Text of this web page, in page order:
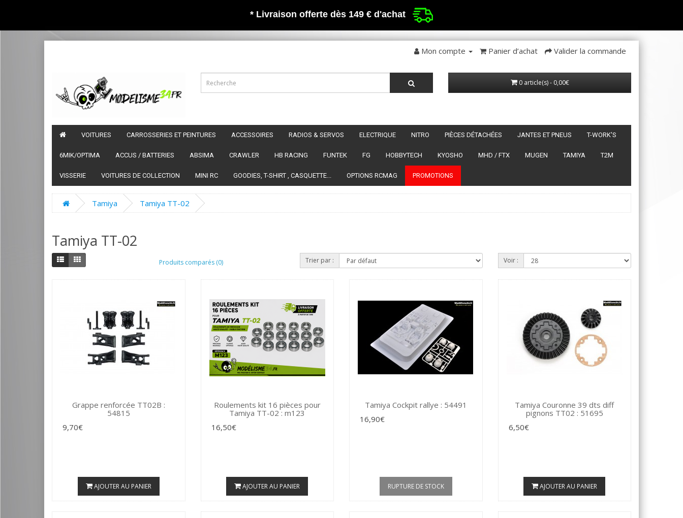
* Livraison offerte dès 149 € d'achat
Mon compte Panier d’achat Valider la commande
0 article(s) - 0,00€
VOITURES CARROSSERIES ET PEINTURES ACCESSOIRES RADIOS & SERVOS ELECTRIQUE NITRO PIÈCES DÉTACHÉES JANTES ET PNEUS T-WORK'S
6MIK/OPTIMA ACCUS / BATTERIES ABSIMA CRAWLER HB RACING FUNTEK FG HOBBYTECH KYOSHO MHD / FTX MUGEN TAMIYA T2M
VISSERIE VOITURES DE COLLECTION MINI RC GOODIES, T-SHIRT , CASQUETTE... OPTIONS RCMAG PROMOTIONS
Tamiya Tamiya TT-02
Tamiya TT-02
Produits comparés (0) Trier par : Voir :
Grappe renforcée TT02B :
54815
9,70€
AJOUTER AU PANIER
Roulements kit 16 pièces pour
Tamiya TT-02 : m123
16,50€
AJOUTER AU PANIER
Tamiya Cockpit rallye : 54491
16,90€
RUPTURE DE STOCK
Tamiya Couronne 39 dts diff
pignons TT02 : 51695
6,50€
AJOUTER AU PANIER